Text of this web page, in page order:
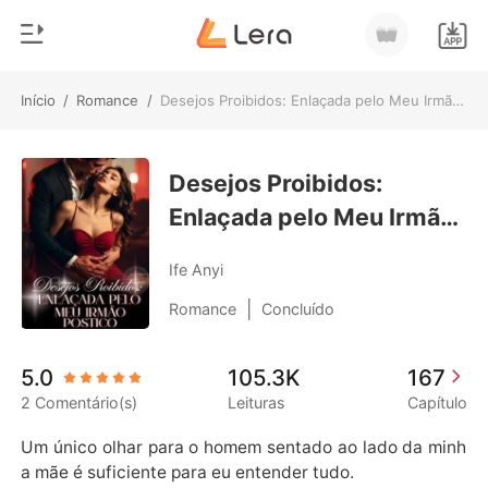
Início / Romance / Desejos Proibidos: Enlaçada pelo Meu Irmão Postiço
0
Loja
Histórico
Sair
Baixar App
Gênero
Moderno
Lobisomem
Contos
Bilionários
Desejos Proibidos:
Enlaçada pelo Meu Irmão
Ife Anyi
Romance Concluído
5.0
2 Comentário(s)
105.3K
Leituras
167
Capítulo
Um único olhar para o homem sentado ao lado da minh
a mãe é suficiente para eu entender tudo.